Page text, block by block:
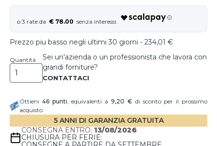
€ 78.00
Prezzo piu basso negli ultimi 30 giorni - 234,01 €
Quantità
Sei un'azienda o un professionista che lavora con
grandi forniture?
Ottieni 46punti, equivalenti a9,20 €di sconto per il prossimo
acquisto
5 ANNI DI GARANZIA GRATUITA
CONSEGNA ENTRO: 13/08/2026
CHIUSURA PER FERIE: